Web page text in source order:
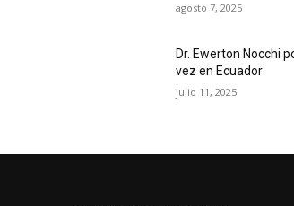
agosto 7, 2025
Dr. Ewerton Nocchi
vez en Ecuador
julio 11, 2025